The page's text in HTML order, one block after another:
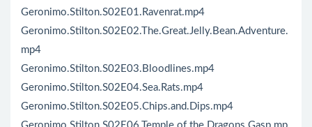
Geronimo.Stilton.S02E01.Ravenrat.mp4
Geronimo.Stilton.S02E02.The.Great.Jelly.Bean.Adventure.
mp4
Geronimo.Stilton.S02E03.Bloodlines.mp4
Geronimo.Stilton.S02E04.Sea.Rats.mp4
Geronimo.Stilton.S02E05.Chips.and.Dips.mp4